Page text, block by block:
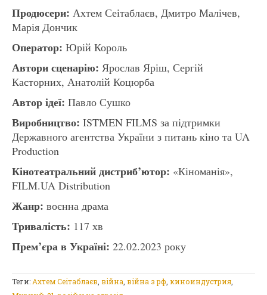
Продюсери: Ахтем Сеітаблаєв, Дмитро Малічев,
Марія Дончик
Оператор: Юрій Король
Автори сценарію: Ярослав Яріш, Сергій
Касторних, Анатолій Коцюрба
Автор ідеї: Павло Сушко
Виробництво: ISTMEN FILMS за підтримки
Державного агентства України з питань кіно та UA
Production
Кінотеатральний дистриб’ютор: «Кіноманія»,
FILM.UA Distribution
Жанр: воєнна драма
Тривалість: 117 хв
Прем’єра в Україні: 22.02.2023 року
Теги: Ахтем Сеітаблаєв війна війна з рф киноиндустрия